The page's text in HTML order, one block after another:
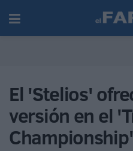
El 'Stelios'
versión en el